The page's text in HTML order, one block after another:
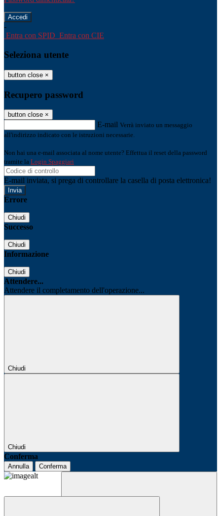
-
Entra con SPID Entra con CIE
Seleziona utente
button close ×
Recupero password
button close ×
E-mail Verrà inviato un messaggio
all'indirizzo indicato con le istruzioni necessarie.
Non hai una e-mail associata al nome utente? Effettua il reset della password
tramite la Login Spaggiari
E-mail inviata, si prega di controllare la casella di posta elettronica!
Errore
Chiudi
Successo
Chiudi
Informazione
Chiudi
Attendere...
Attendere il completamento dell'operazione...
Chiudi
Chiudi
Conferma
Annulla Conferma